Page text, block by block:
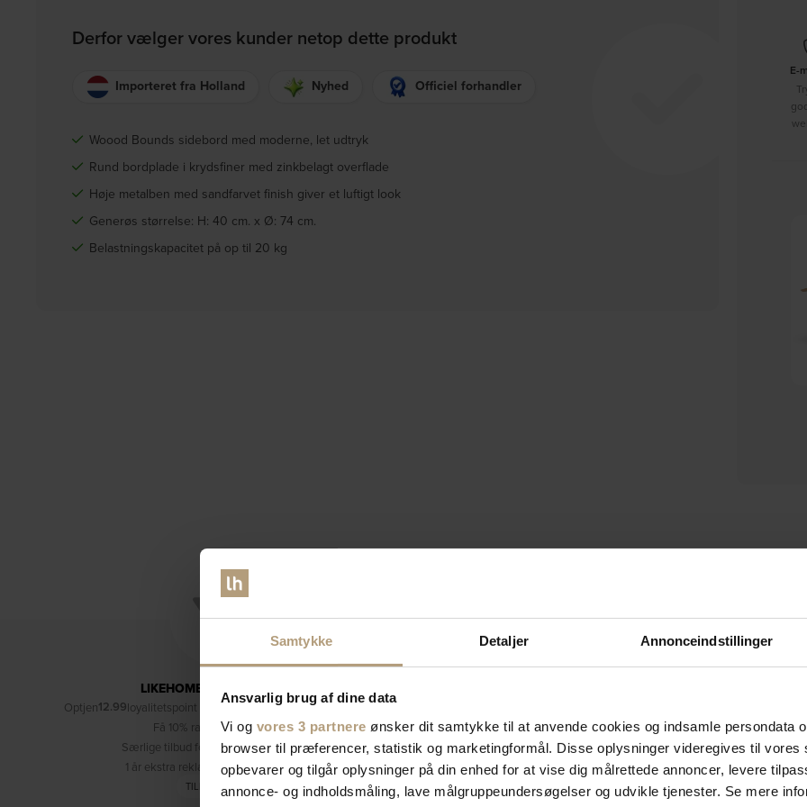
Samtykke Detaljer Annonceindstillinger
Ansvarlig brug af dine data
Vi og vores 3 partnere ønsker dit samtykke til at anvende cookies og indsamle persondata
browser til præferencer, statistik og marketingformål. Disse oplysninger videregives til vores
opbevarer og tilgår oplysninger på din enhed for at vise dig målrettede annoncer, levere
annonce- og indholdsmåling, lave målgruppeundersøgelser og udvikle tjenester. Se mere
Derfor vælger vores kunder netop dette produkt
Importeret fra Holland Nyhed Officiel forhandler
Woood Bounds sidebord med moderne, let udtryk
Rund bordplade i krydsfiner med zinkbelagt overflade
Høje metalben med sandfarvet finish giver et luftigt look
Generøs størrelse: H: 40 cm. x Ø: 74 cm.
Belastningskapacitet på op til 20 kg
E-
LIKEHOME'S KUNDEKLUB
Optjen12.99loyalitetspoint ved køb af denne vare (læs mere)
Få 10% rabat på dine køb
Særlige tilbud forbeholdt medlemmer
1 år ekstra reklamationsret (3 år i alt)
TILMELD DIG